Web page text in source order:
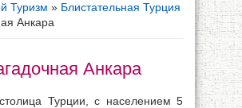
Туризм » Блистательная Турция
Анкара
Анкара
Турции, с населением 5